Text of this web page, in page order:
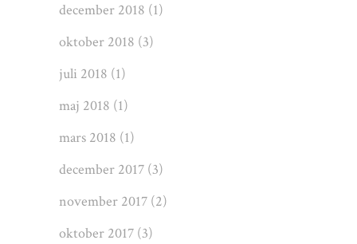
december 2018 (1)
oktober 2018 (3)
juli 2018 (1)
maj 2018 (1)
mars 2018 (1)
december 2017 (3)
november 2017 (2)
oktober 2017 (3)